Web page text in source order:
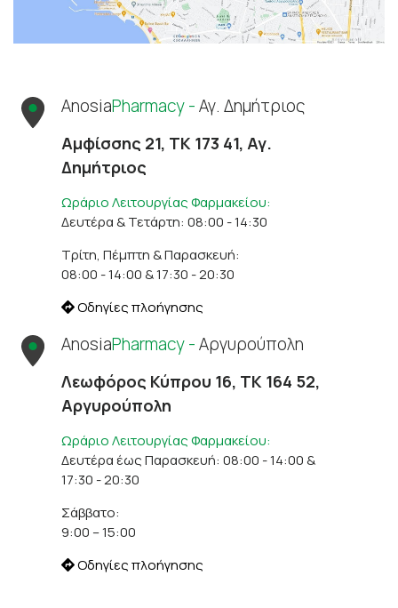
AnosiaPharmacy -Αγ. Δημήτριος
Αμφίσσης 21, ΤΚ 173 41, Αγ.
Δημήτριος
Ωράριο Λειτουργίας Φαρμακείου:
Δευτέρα & Τετάρτη: 08:00 - 14:30
Τρίτη, Πέμπτη & Παρασκευή:
08:00 - 14:00 & 17:30 - 20:30
Οδηγίες πλοήγησης
AnosiaPharmacy -Αργυρούπολη
Λεωφόρος Κύπρου 16, ΤΚ 164 52,
Αργυρούπολη
Ωράριο Λειτουργίας Φαρμακείου:
Δευτέρα έως Παρασκευή: 08:00 - 14:00 &
17:30 - 20:30
Σάββατο:
9:00 – 15:00
Οδηγίες πλοήγησης